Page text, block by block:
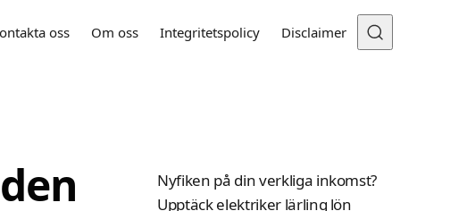
oss Om oss Integritetspolicy Disclaimer
Nyfiken på din verkliga inkomst?
Upptäck elektriker lärling lön